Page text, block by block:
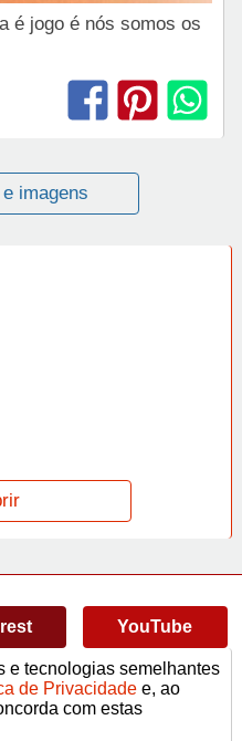
é jogo é nós somos os
imagens
YouTube
Frases
Vídeos
e tecnologias semelhantes
de Privacidade e, ao
com estas